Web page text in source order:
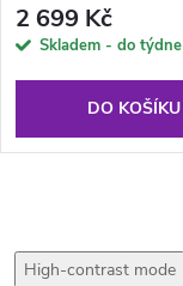
2 699 Kč
Skladem - do týdne
DO KOŠÍKU
High-contrast mode